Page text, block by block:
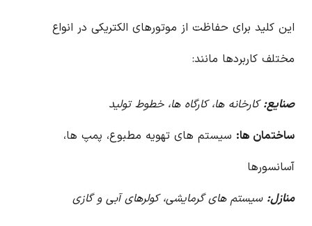
این کلید برای حفاظت از موتورهای الکتریکی در انواع
مختلف کاربردها مانند:
صنایع:کارخانه ها، کارگاه ها، خطوط تولید
ساختمان ها: سیستم های تهویه مطبوع، پمپ ها،
آسانسورها
منازل: سیستم های گرمایشی، کولرهای آبی و گازی